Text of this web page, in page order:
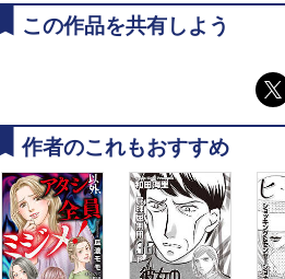
この作品を共有しよう
作者のこれもおすすめ